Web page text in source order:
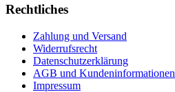
Rechtliches
Zahlung und Versand
Widerrufsrecht
Datenschutzerklärung
AGB und Kundeninformationen
Impressum